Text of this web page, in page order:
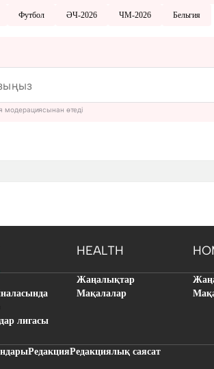
Футбол ӘЧ-2026 ЧМ-2026 Бельгия
модерациясынан өтеді
HEALTH
лигасы
Жаңалықтар
Мақалалар
РедакцияРедакциялық саясат